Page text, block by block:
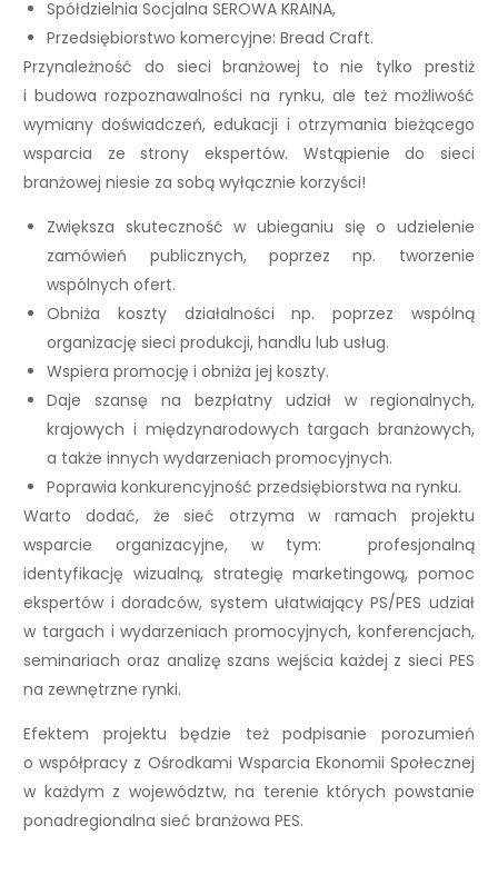
Spółdzielnia Socjalna SEROWA KRAINA,
Przedsiębiorstwo komercyjne: Bread Craft.
Przynależność do sieci branżowej to nie tylko prestiż
i budowa rozpoznawalności na rynku, ale też możliwość
wymiany doświadczeń, edukacji i otrzymania bieżącego
wsparcia ze strony ekspertów. Wstąpienie do sieci
branżowej niesie za sobą wyłącznie korzyści!
Zwiększa skuteczność w ubieganiu się o udzielenie
zamówień publicznych, poprzez np. tworzenie
wspólnych ofert.
Obniża koszty działalności np. poprzez wspólną
organizację sieci produkcji, handlu lub usług.
Wspiera promocję i obniża jej koszty.
Daje szansę na bezpłatny udział w regionalnych,
krajowych i międzynarodowych targach branżowych,
a także innych wydarzeniach promocyjnych.
Poprawia konkurencyjność przedsiębiorstwa na rynku.
Warto dodać, że sieć otrzyma w ramach projektu
wsparcie organizacyjne, w tym: profesjonalną
identyfikację wizualną, strategię marketingową, pomoc
ekspertów i doradców, system ułatwiający PS/PES udział
w targach i wydarzeniach promocyjnych, konferencjach,
seminariach oraz analizę szans wejścia każdej z sieci PES
na zewnętrzne rynki.
Efektem projektu będzie też podpisanie porozumień
o współpracy z Ośrodkami Wsparcia Ekonomii Społecznej
w każdym z województw, na terenie których powstanie
ponadregionalna sieć branżowa PES.